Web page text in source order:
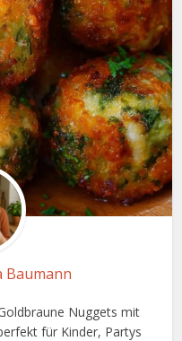
Baumann
Nuggets mit
für Kinder, Partys